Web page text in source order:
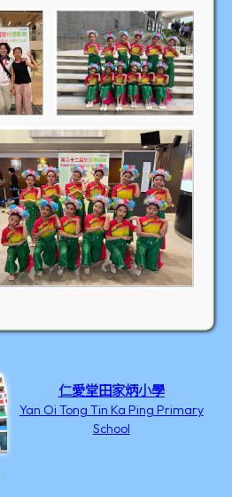
仁愛堂田家炳小學
Yan Oi Tong Tin Ka Ping Primary
School